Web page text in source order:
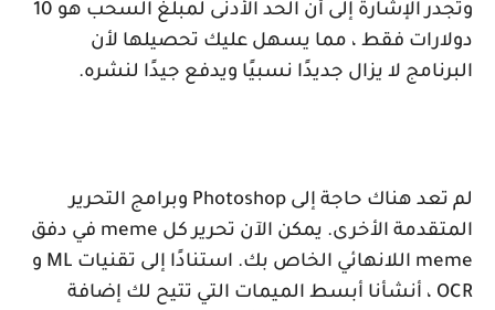
وتجدر الإشارة إلى أن الحد الأدنى لمبلغ السحب هو 10
دولارات فقط ، مما يسهل عليك تحصيلها لأن
البرنامج لا يزال جديدًا نسبيًا ويدفع جيدًا لنشره.
لم تعد هناك حاجة إلى Photoshop وبرامج التحرير
المتقدمة الأخرى. يمكن الآن تحرير كل meme في دفق
meme اللانهائي الخاص بك. استنادًا إلى تقنيات ML و
OCR ، أنشأنا أبسط الميمات التي تتيح لك إضافة